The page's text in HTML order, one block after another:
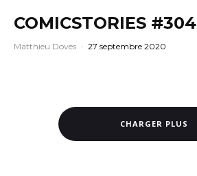
COMICSTORIES #304
Matthieu Doves · 27 septembre 2020
CHARGER PLUS